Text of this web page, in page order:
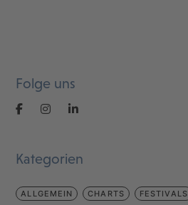
Folge uns
Kategorien
ALLGEMEIN CHARTS FESTIVALS